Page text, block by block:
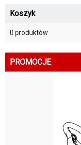
Koszyk
0 produktów
PROMOCJE